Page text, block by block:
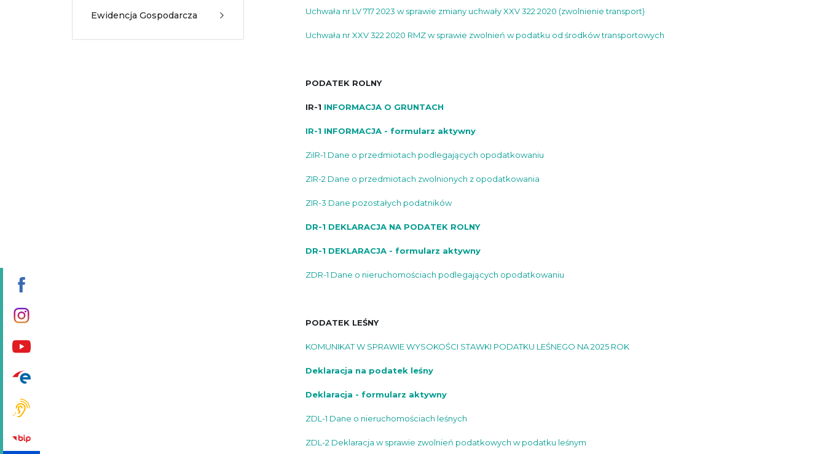
Ewidencja Gospodarcza Uchwała nr LV 717 2023 w sprawie zmiany uchwały XXV 322 2020 (zwolnienie transport)
Uchwała nr XXV 322 2020 RMZ w sprawie zwolnień w podatku od środków transportowych
PODATEK ROLNY
IR-1 INFORMACJA O GRUNTACH
IR-1 INFORMACJA - formularz aktywny
ZiIR-1 Dane o przedmiotach podlegających opodatkowaniu
ZIR-2 Dane o przedmiotach zwolnionych z opodatkowania
ZIR-3 Dane pozostałych podatników
DR-1 DEKLARACJA NA PODATEK ROLNY
DR-1 DEKLARACJA - formularz aktywny
ZDR-1 Dane o nieruchomościach podlegających opodatkowaniu
PODATEK LEŚNY
KOMUNIKAT W SPRAWIE WYSOKOŚCI STAWKI PODATKU LEŚNEGO NA 2025 ROK
Deklaracja na podatek leśny
Deklaracja - formularz aktywny
ZDL-1 Dane o nieruchomościach leśnych
ZDL-2 Deklaracja w sprawie zwolnień podatkowych w podatku leśnym